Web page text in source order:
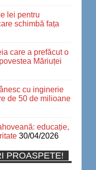
lei pentru
schimbă fața
care a prefăcut o
Măriuței
cu inginerie
de 50 de milioane
educație,
30/04/2026
PROASPETE!